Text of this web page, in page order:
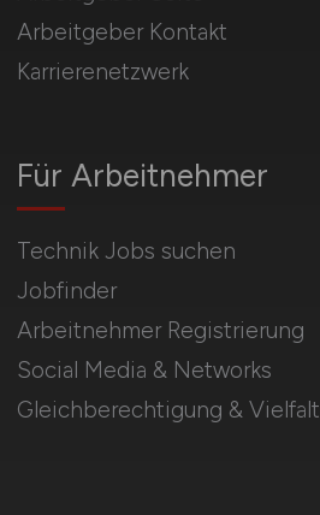
Für Arbeitnehmer
Technik Jobs suchen
Jobfinder
Arbeitnehmer Registrierung
Social Media & Networks
Gleichberechtigung & Vielfalt
Arbeitgeber Kontakt
Karrierenetzwerk